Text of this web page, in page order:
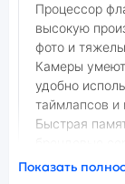
Процессор
высокую
фото и
Камеры
удобно
таймлапсов и
Быстрая
комфортным
Показать